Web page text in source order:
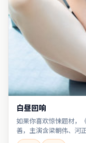
白昼回响
如果你喜欢惊悚题材，
善，主演含梁朝伟、河